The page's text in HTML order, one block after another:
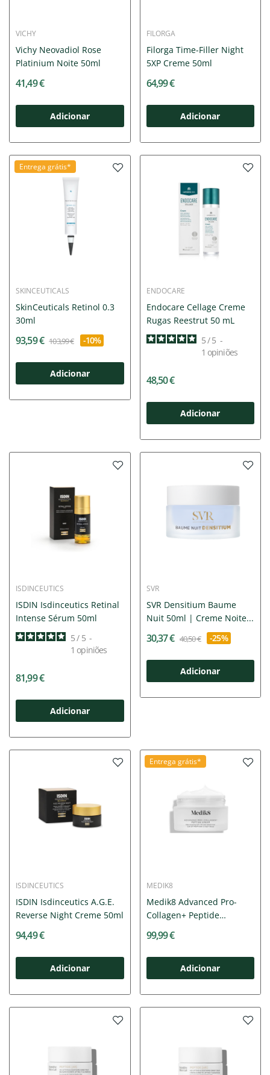
VICHY
Vichy Neovadiol Rose
Platinium Noite 50ml
41,49 €
Adicionar
FILORGA
Filorga Time-Filler Night
5XP Creme 50ml
64,99 €
Adicionar
Entrega grátis*
SKINCEUTICALS
SkinCeuticals Retinol 0.3
30ml
93,59 € 103,99 € -10%
Adicionar
ENDOCARE
Endocare Cellage Creme
Rugas Reestrut 50 mL
5/ 5 -
1 opiniões
48,50 €
Adicionar
ISDINCEUTICS
ISDIN Isdinceutics Retinal
Intense Sérum 50ml
5/ 5 -
1 opiniões
81,99 €
Adicionar
SVR
SVR Densitium Baume
Nuit 50ml | Creme Noite...
30,37 € 40,50 € -25%
Adicionar
ISDINCEUTICS
ISDIN Isdinceutics A.G.E.
Reverse Night Creme 50ml
94,49 €
Adicionar
Entrega grátis*
MEDIK8
Medik8 Advanced Pro-
Collagen+ Peptide
99,99 €
Adicionar